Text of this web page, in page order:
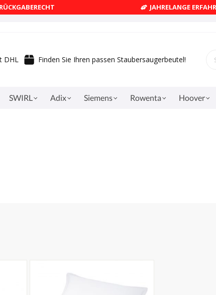
JAHRELANGE
DHL Finden Sie Ihren passen Staubersaugerbeutel!
SWIRL Adix Siemens Rowenta Hoover